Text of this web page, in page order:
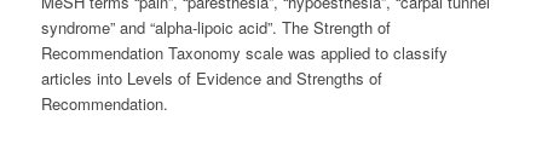
syndrome” and “alpha-lipoic acid”. The Strength of
Recommendation Taxonomy scale was applied to classify
articles into Levels of Evidence and Strengths of
Recommendation.